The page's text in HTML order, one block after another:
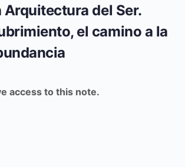
Arquitectura del Ser.
el camino a la
access to this note.